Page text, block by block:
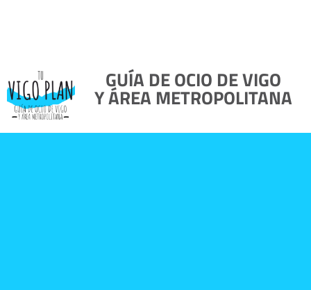
GUÍA DE OCIO DE VIGO
Y ÁREA METROPOLITANA